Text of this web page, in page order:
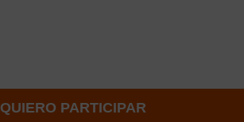
QUIERO PARTICIPAR